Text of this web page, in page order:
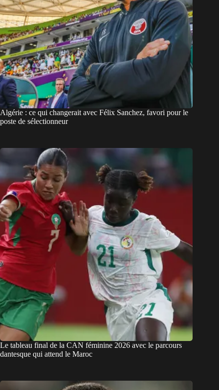
Algérie : ce qui changerait avec Félix Sanchez, favori pour le
poste de sélectionneur
Le tableau final de la CAN féminine 2026 avec le parcours
dantesque qui attend le Maroc